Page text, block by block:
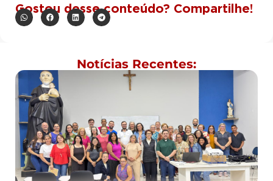
Gostou desse conteúdo? Compartilhe!
Notícias Recentes: